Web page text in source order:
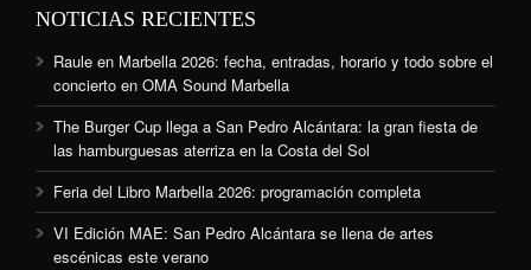
NOTICIAS RECIENTES
Raule en Marbella 2026: fecha, entradas, horario y todo sobre el
concierto en OMA Sound Marbella
The Burger Cup llega a San Pedro Alcántara: la gran fiesta de
las hamburguesas aterriza en la Costa del Sol
Feria del Libro Marbella 2026: programación completa
VI Edición MAE: San Pedro Alcántara se llena de artes
escénicas este verano